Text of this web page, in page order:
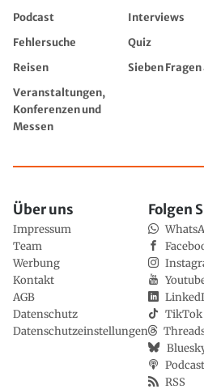
Podcast
Interviews
Fehlersuche
Quiz
Reisen
Sieben Fragen
Veranstaltungen,
Konferenzen und
Messen
Über uns
Impressum
Team
Werbung
Kontakt
AGB
Datenschutz
Datenschutzeinstellungen
Folgen
TikTok
Podcast
RSS